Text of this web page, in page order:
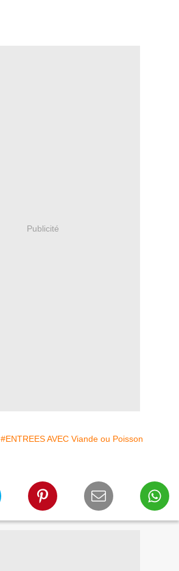
Publicité
#ENTREES AVEC Viande ou Poisson